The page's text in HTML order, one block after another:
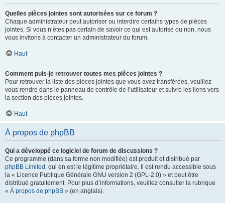
Quelles pièces jointes sont autorisées sur ce forum ?
Chaque administrateur peut autoriser ou interdire certains types de pièces
jointes. Si vous n’êtes pas certain de savoir ce qui est autorisé ou non, nous
vous invitons à contacter un administrateur du forum.
Haut
Comment puis-je retrouver toutes mes pièces jointes ?
Pour retrouver la liste des pièces jointes que vous avez transférées, veuillez
vous rendre dans le panneau de contrôle de l’utilisateur et suivre les liens vers
la section des pièces jointes.
Haut
À propos de phpBB
Qui a développé ce logiciel de forum de discussions ?
Ce programme (dans sa forme non modifiée) est produit et distribué par
phpBB Limited , qui en est le légitime propriétaire. Il est rendu accessible sous
la « Licence Publique Générale GNU version 2 (GPL-2.0) » et peut être
distribué gratuitement. Pour plus d’informations, veuillez consulter la rubrique
« À propos de phpBB » (en anglais).